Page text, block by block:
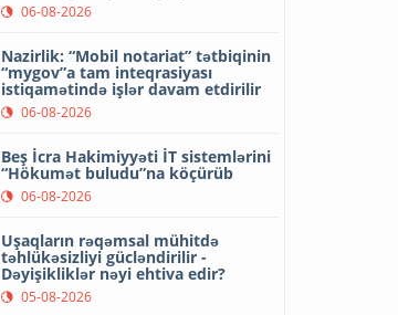
06-08-2026
Nazirlik: “Mobil notariat” tətbiqinin
“mygov”a tam inteqrasiyası
istiqamətində işlər davam etdirilir
06-08-2026
Beş İcra Hakimiyyəti İT sistemlərini
“Hökumət buludu”na köçürüb
06-08-2026
Uşaqların rəqəmsal mühitdə
təhlükəsizliyi gücləndirilir -
Dəyişikliklər nəyi ehtiva edir?
05-08-2026